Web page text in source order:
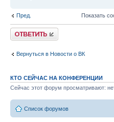
Пред. Показать
Ответить
Вернуться в Новости о ВК
КТО СЕЙЧАС НА КОНФЕРЕНЦИИ
Сейчас этот форум просматривают:
Список форумов